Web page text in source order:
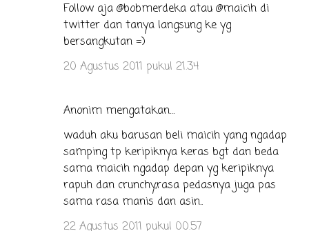
Follow aja @bobmerdeka atau @maicih di
twitter dan tanya langsung ke yg
bersangkutan =)
20 Agustus 2011 pukul 21.34
Anonim mengatakan…
waduh aku barusan beli maicih yang ngadap
samping tp keripiknya keras bgt dan beda
sama maicih ngadap depan yg keripiknya
rapuh dan crunchy,rasa pedasnya juga pas
sama rasa manis dan asin..
22 Agustus 2011 pukul 00.57